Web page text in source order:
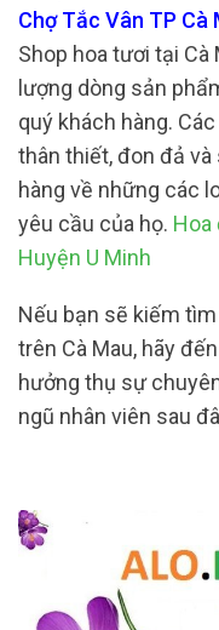
Chợ Tắc Vân TP Cà
Shop hoa tươi tại
lượng dòng sản
quý khách hàng.
thân thiết, đon đả
hàng về những các
yêu cầu của họ. Hoa
Huyện U Minh
Nếu bạn sẽ kiếm
trên Cà Mau, hãy
hưởng thụ sự
ngũ nhân viên sau